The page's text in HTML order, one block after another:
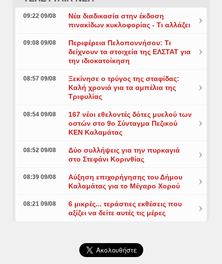
09:22 09/08
Νέα διαδικασία στην έκδοση
πινακίδων κυκλοφορίας - Τι αλλάζει
09:08 09/08
Περιφέρεια Πελοποννήσου: Τι
δείχνουν τα στοιχεία της ΕΛΣΤΑΤ για
την ιδιοκατοίκηση
08:57 09/08
Ξεκίνησε ο τρύγος της σταφίδας:
Καλή χρονιά για τα αμπέλια της
Τριφυλίας
08:54 09/08
167 νέοι εθελοντές δότες μυελού των
οστών στο 9ο Σύνταγμα Πεζικού
ΚΕΝ Καλαμάτας
08:52 09/08
Δύο συλλήψεις για την πυρκαγιά
στο Στεφάνι Κορινθίας
08:39 09/08
Αύξηση επιχορήγησης του Δήμου
Καλαμάτας για το Μέγαρο Χορού
08:21 09/08
6 μικρές... τεράστιες εκθέσεις που
αξίζει να δείτε αυτές τις μέρες